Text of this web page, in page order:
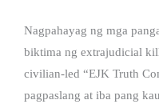
Nagpahayag ng mga
biktima ng extrajudicial
civilian-led “EJK Truth
pagpaslang at iba pang